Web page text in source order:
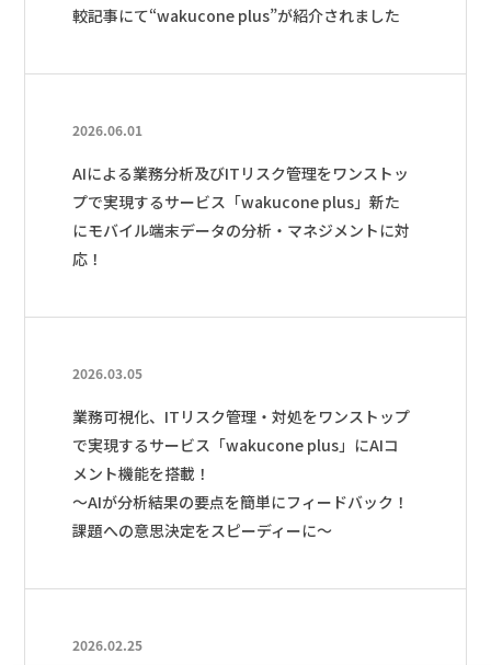
較記事にて“wakucone plus”が紹介されました
2026.06.01
AIによる業務分析及びITリスク管理をワンストッ
プで実現するサービス 「wakucone plus」新た
にモバイル端末データの分析・マネジメントに対
応！
2026.03.05
業務可視化、ITリスク管理・対処をワンストップ
で実現するサービス「wakucone plus」にAIコ
メント機能を搭載！
～AIが分析結果の要点を簡単にフィードバック！
課題への意思決定をスピーディーに～
2026.02.25